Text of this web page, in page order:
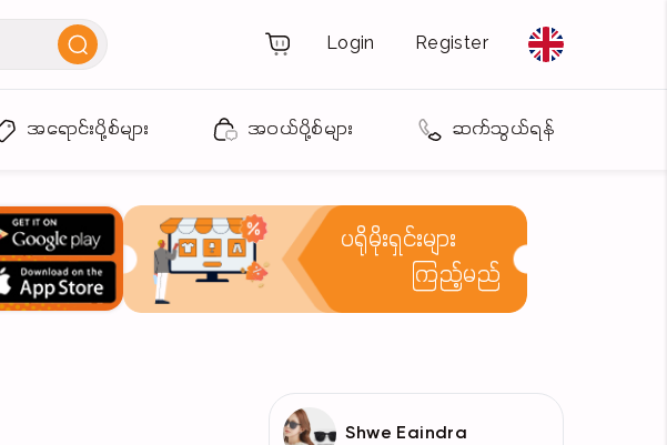
Login Register
အရောင်းပို့စ်များ အဝယ်ပို့စ်များ ဆက်သွယ်ရန်
ပရိုမိုးရှင်းများ
ကြည့်မည်
Shwe Eaindra